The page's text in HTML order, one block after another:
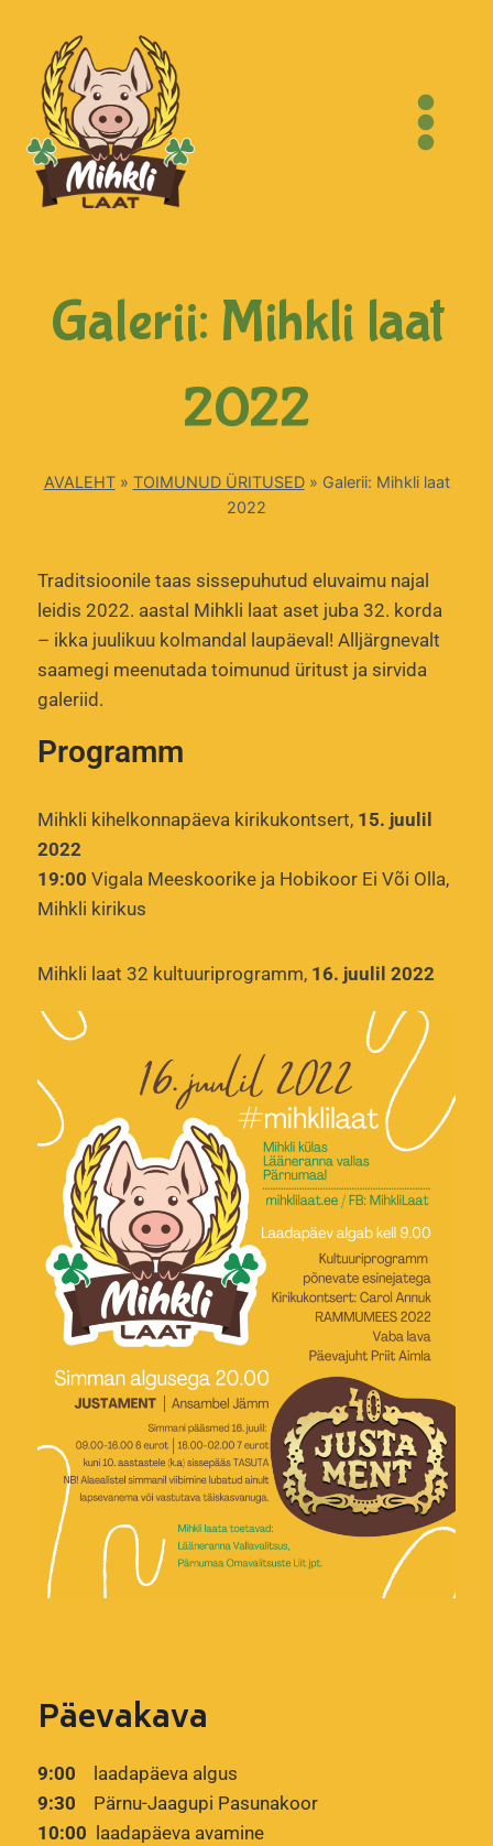
Galerii: Mihkli laat
2022
AVALEHT» TOIMUNUD ÜRITUSED» Galerii: Mihkli laat
2022
Traditsioonile taas sissepuhutud eluvaimu najal
leidis 2022. aastal Mihkli laat aset juba 32. korda
– ikka juulikuu kolmandal laupäeval! Alljärgnevalt
saamegi meenutada toimunud üritust ja sirvida
galeriid.
Programm
Mihkli kihelkonnapäeva kirikukontsert, 15. juulil
2022
19:00 Vigala Meeskoorike ja Hobikoor Ei Või Olla,
Mihkli kirikus
Mihkli laat 32 kultuuriprogramm, 16. juulil 2022
Päevakava
9:00 laadapäeva algus
9:30 Pärnu-Jaagupi Pasunakoor
10:00 laadapäeva avamine